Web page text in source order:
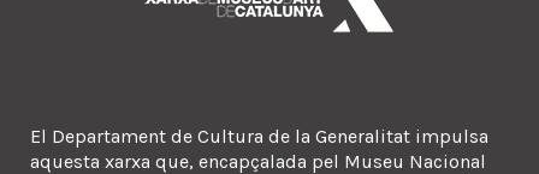
El Departament de Cultura de la Generalitat impulsa
aquesta xarxa que, encapçalada pel Museu Nacional